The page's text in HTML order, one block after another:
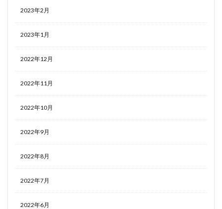
2023年2月
2023年1月
2022年12月
2022年11月
2022年10月
2022年9月
2022年8月
2022年7月
2022年6月